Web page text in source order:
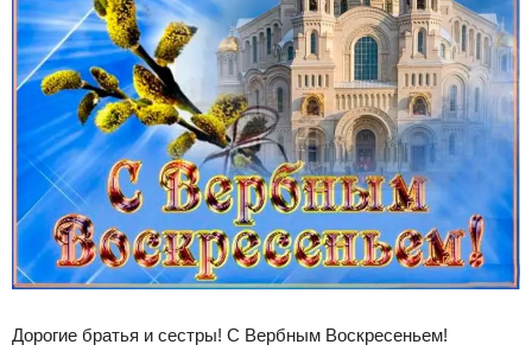
Дорогие братья и сестры! С Вербным Воскресеньем!